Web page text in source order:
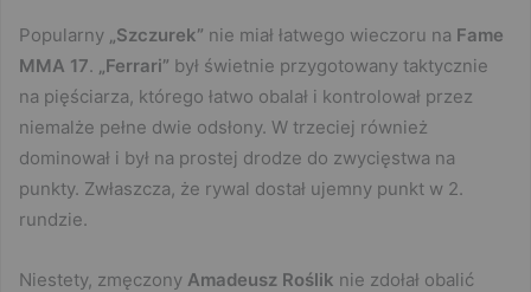
Popularny „Szczurek” nie miał łatwego wieczoru na Fame
MMA 17. „Ferrari” był świetnie przygotowany taktycznie
na pięściarza, którego łatwo obalał i kontrolował przez
niemalże pełne dwie odsłony. W trzeciej również
dominował i był na prostej drodze do zwycięstwa na
punkty. Zwłaszcza, że rywal dostał ujemny punkt w 2.
rundzie.
Niestety, zmęczony Amadeusz Roślik nie zdołał obalić